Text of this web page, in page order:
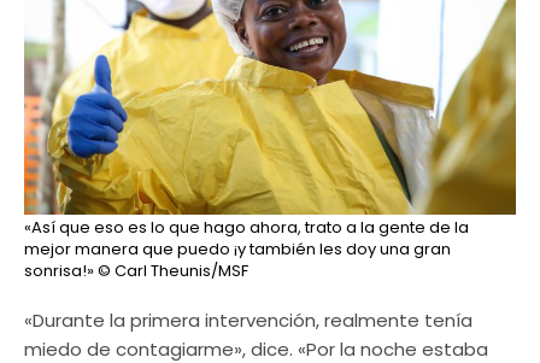
«Así que eso es lo que hago ahora, trato a la gente de la
mejor manera que puedo ¡y también les doy una gran
sonrisa!»© Carl Theunis/MSF
«Durante la primera intervención, realmente tenía
miedo de contagiarme», dice. «Por la noche estaba